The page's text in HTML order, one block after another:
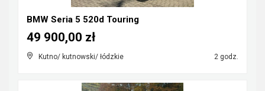
BMW Seria 5 520d Touring
Kutno/ kutnowski/ łódzkie 2 godz.
49 900,00 zł